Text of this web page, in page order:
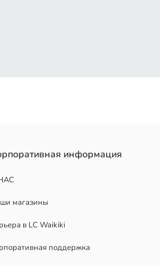
информация
магазины
в LC Waikiki
поддержка